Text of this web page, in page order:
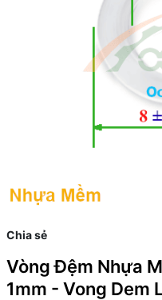
Chia sẻ
Vòng Đệm Nhựa
1mm - Vong Dem